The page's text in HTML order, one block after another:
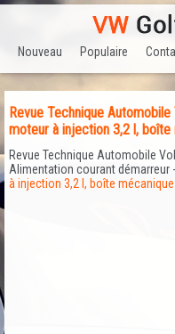
Nouveau Populaire
Revue Technique
moteur à injection 3,2 l, boîte
Revue Technique Automobile
Alimentation courant démarreur
à injection 3,2 l, boîte mécanique